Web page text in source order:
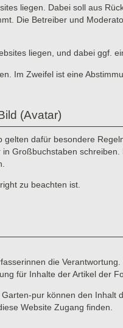
liegen. Dabei soll aus
Die Betreiber und
liegen, und dabei ggf.
Im Zweifel ist eine
(Avatar)
dafür besondere
Großbuchstaben
zu beachten ist.
die
für Inhalte der Artikel der
pur können den
Website Zugang finden.